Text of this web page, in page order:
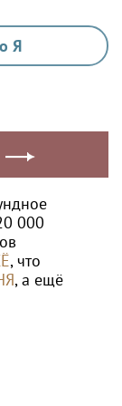
Я
000
, что
, а ещё